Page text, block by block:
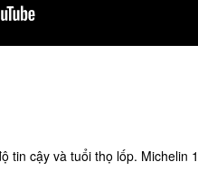
cậy và tuổi thọ lốp.